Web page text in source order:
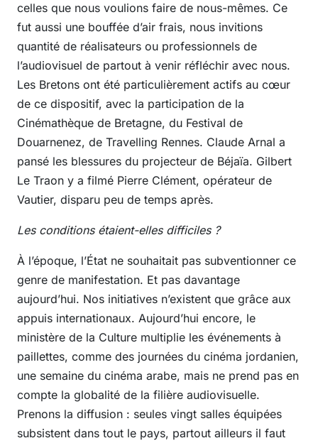
celles que nous voulions faire de nous-mêmes. Ce
fut aussi une bouffée d’air frais, nous invitions
quantité de réalisateurs ou professionnels de
l’audiovisuel de partout à venir réfléchir avec nous.
Les Bretons ont été particulièrement actifs au cœur
de ce dispositif, avec la participation de la
Cinémathèque de Bretagne, du Festival de
Douarnenez, de Travelling Rennes. Claude Arnal a
pansé les blessures du projecteur de Béjaïa. Gilbert
Le Traon y a filmé Pierre Clément, opérateur de
Vautier, disparu peu de temps après.
Les conditions étaient-elles difficiles ?
À l’époque, l’État ne souhaitait pas subventionner ce
genre de manifestation. Et pas davantage
aujourd’hui. Nos initiatives n’existent que grâce aux
appuis internationaux. Aujourd’hui encore, le
ministère de la Culture multiplie les événements à
paillettes, comme des journées du cinéma jordanien,
une semaine du cinéma arabe, mais ne prend pas en
compte la globalité de la filière audiovisuelle.
Prenons la diffusion : seules vingt salles équipées
subsistent dans tout le pays, partout ailleurs il faut